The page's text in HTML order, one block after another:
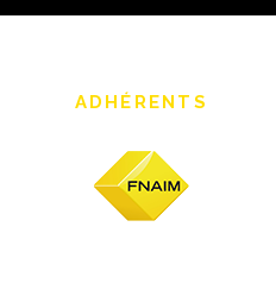
ADHÉRENTS